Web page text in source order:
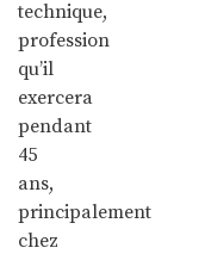
technique,
profession
qu’il
exercera
pendant
45
ans,
principalement
chez